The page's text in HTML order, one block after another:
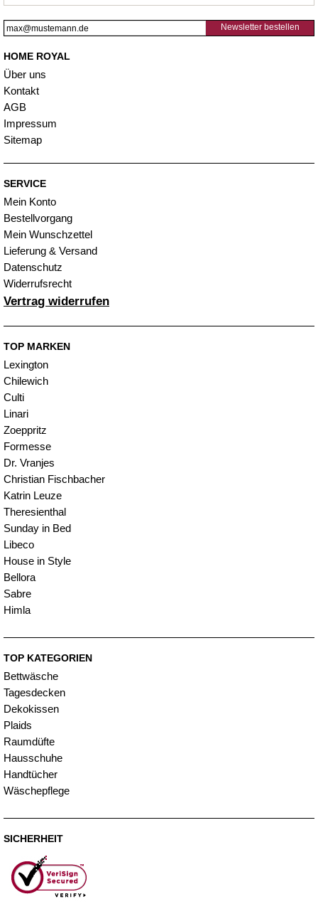
Newsletter bestellen
HOME ROYAL
Über uns
Kontakt
AGB
Impressum
Sitemap
SERVICE
Mein Konto
Bestellvorgang
Mein Wunschzettel
Lieferung & Versand
Datenschutz
Widerrufsrecht
Vertrag widerrufen
TOP MARKEN
Lexington
Chilewich
Culti
Linari
Zoeppritz
Formesse
Dr. Vranjes
Christian Fischbacher
Katrin Leuze
Theresienthal
Sunday in Bed
Libeco
House in Style
Bellora
Sabre
Himla
TOP KATEGORIEN
Bettwäsche
Tagesdecken
Dekokissen
Plaids
Raumdüfte
Hausschuhe
Handtücher
Wäschepflege
SICHERHEIT